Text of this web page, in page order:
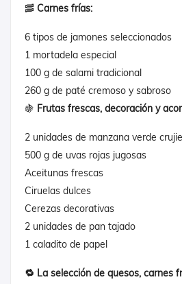
🥓 Carnes frías:
6 tipos de jamones seleccionados
1 mortadela especial
100 g de salami tradicional
260 g de paté cremoso y sabroso
🍇 Frutas frescas, decoración y
2 unidades de manzana verde
500 g de uvas rojas jugosas
Aceitunas frescas
Ciruelas dulces
Cerezas decorativas
2 unidades de pan tajado
1 caladito de papel
🔁 La selección de quesos, carnes